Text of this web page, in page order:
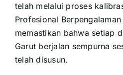
telah melalui proses
Profesional
memastikan bahwa setiap
Garut berjalan sempurna
telah disusun.